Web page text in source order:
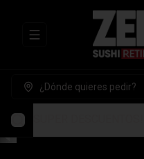
Abrir menu de navegación
¿Dónde quieres pedir?